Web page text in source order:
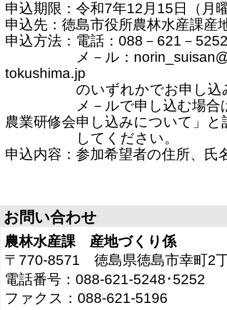
申込期限：令和7年12月15日（月
申込先：徳島市役所農林水産課産
申込方法：電話：088－621－
メ－ル：
tokushima.jp
のいずれかでお申し込み
メ－ルで申し込む場合は
農業研修会申し込みについて」と
してください。
申込内容：参加希望者の住所、氏
お問い合わせ
農林水産課 産地づくり係
〒770-8571 徳島県徳島市幸町2
電話番号：088-621-5248･5252
ファクス：088-621-5196